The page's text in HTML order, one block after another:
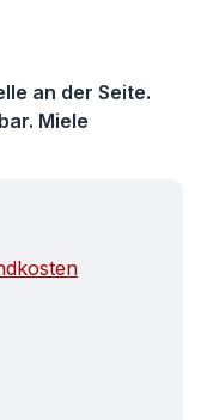
an der Seite.
Miele